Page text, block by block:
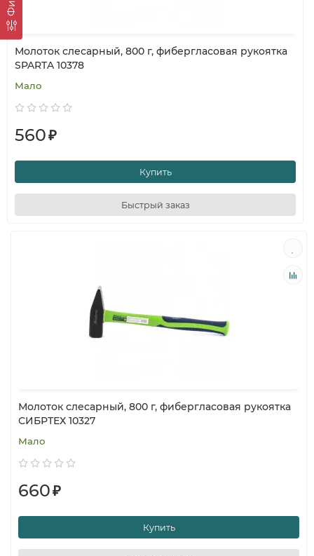
Молоток слесарный, 800 г, фибергласовая рукоятка
SPARTA 10378
Мало
560₽
Купить
Быстрый заказ
Молоток слесарный, 800 г, фибергласовая рукоятка
СИБРТЕХ 10327
Мало
660₽
Купить